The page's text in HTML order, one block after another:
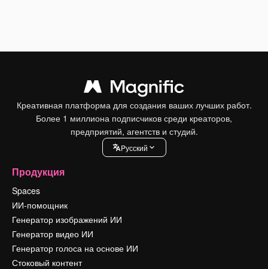
Креативная платформа для создания ваших лучших работ.
Более 1 миллиона подписчиков среди креаторов,
предприятий, агентств и студий.
Pусский
Продукция
Spaces
ИИ-помощник
Генератор изображений ИИ
Генератор видео ИИ
Генератор голоса на основе ИИ
Стоковый контент